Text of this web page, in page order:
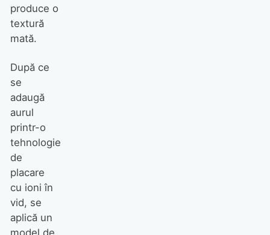
produce o
textură
mată.
După ce
se
adaugă
aurul
printr-o
tehnologie
de
placare
cu ioni în
vid, se
aplică un